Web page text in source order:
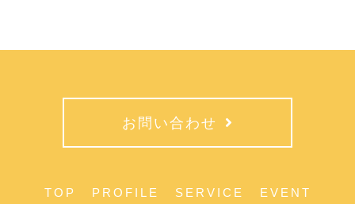
お問い合わせ
TOP PROFILE SERVICE
EVENT